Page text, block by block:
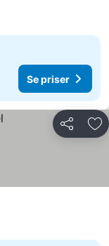
Se priser
Del